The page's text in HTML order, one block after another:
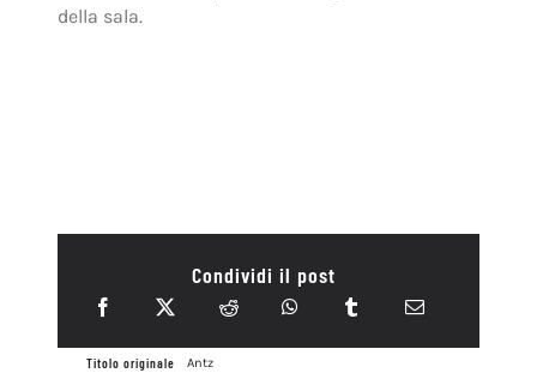
della sala.
Condividi il post
Titolo originale
Antz